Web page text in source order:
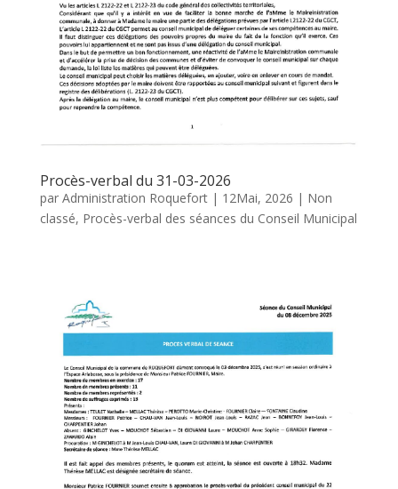
Procès-verbal du 31-03-2026
par Administration Roquefort| 12Mai, 2026 | Non
classé, Procès-verbal des séances du Conseil Municipal